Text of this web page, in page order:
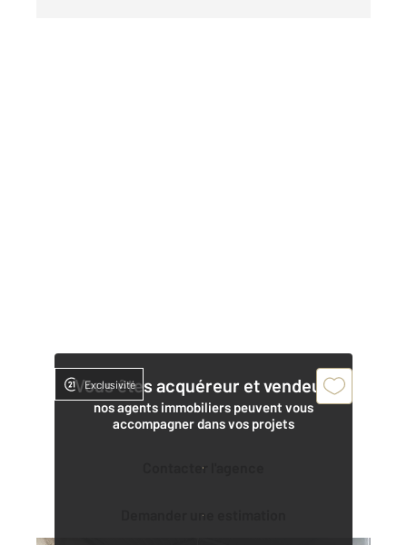
Vous êtes acquéreur et vendeur,
nos agents immobiliers peuvent vous
accompagner dans vos projets
Contacter l'agence
Demander une estimation
Exclusivité